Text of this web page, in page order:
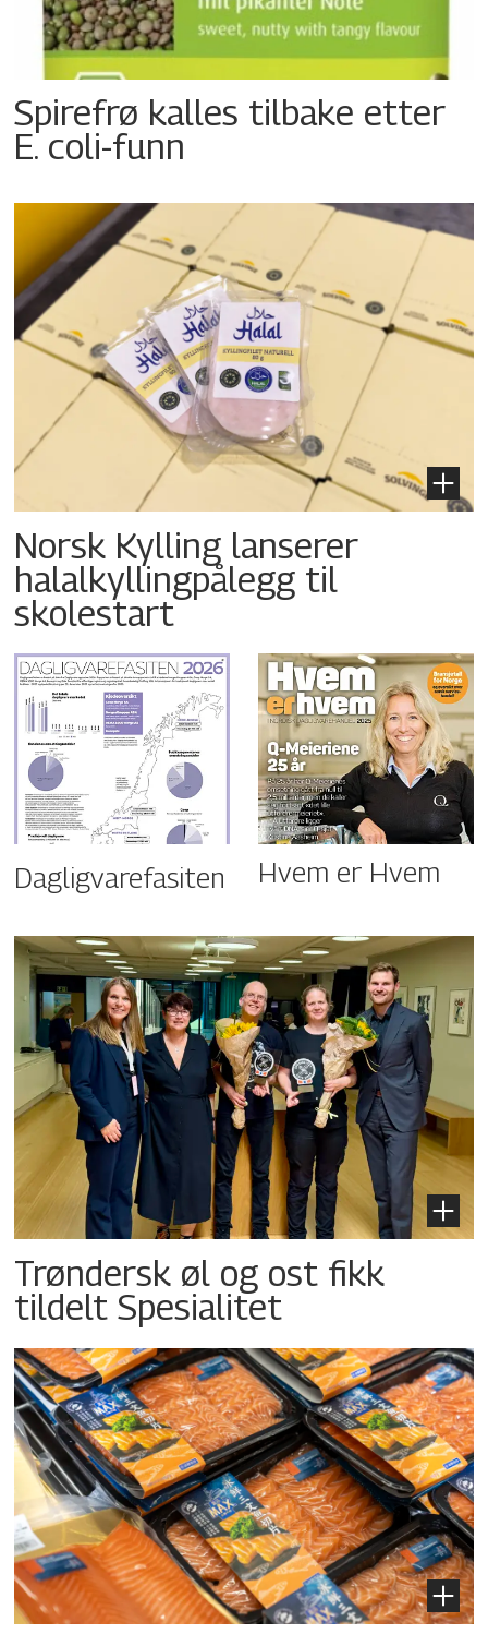
Spirefrø kalles tilbake etter
E. coli-funn
Norsk Kylling lanserer
halalkyllingpålegg til
skolestart
Dagligvarefasiten Hvem er Hvem
Trøndersk øl og ost fikk
tildelt Spesialitet